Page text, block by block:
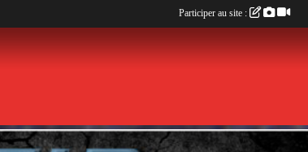
Participer au site :